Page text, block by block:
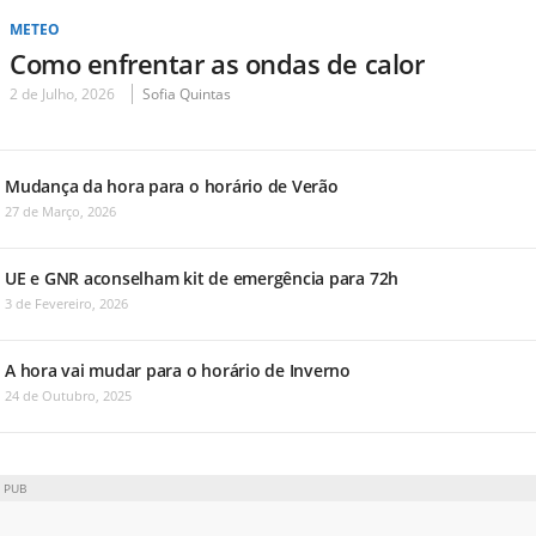
METEO
Como enfrentar as ondas de calor
2 de Julho, 2026 Sofia Quintas
Mudança da hora para o horário de Verão
27 de Março, 2026
UE e GNR aconselham kit de emergência para 72h
3 de Fevereiro, 2026
A hora vai mudar para o horário de Inverno
24 de Outubro, 2025
PUB